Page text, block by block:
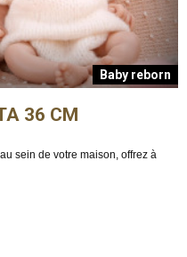
Baby reborn
36 CM
sein de votre maison, offrez à